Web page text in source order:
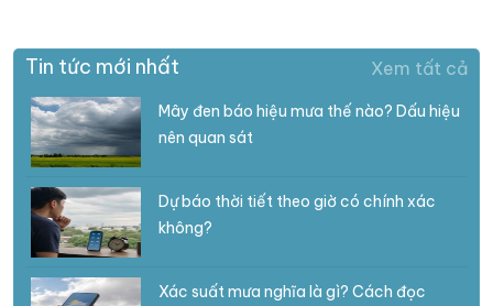
Tin tức mới nhất Xem tất cả
Mây đen báo hiệu mưa thế nào? Dấu hiệu
nên quan sát
Dự báo thời tiết theo giờ có chính xác
không?
Xác suất mưa nghĩa là gì? Cách đọc